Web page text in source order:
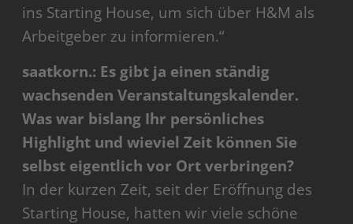
ins Starting House, um sich über H&M als
Arbeitgeber zu informieren.“
saatkorn.: Es gibt ja einen ständig
wachsenden Veranstaltungskalender.
Was war bislang Ihr persönliches
Highlight und wieviel Zeit können Sie
selbst eigentlich vor Ort verbringen?
In der kurzen Zeit, seit der Eröffnung des
Starting House, hatten wir viele schöne